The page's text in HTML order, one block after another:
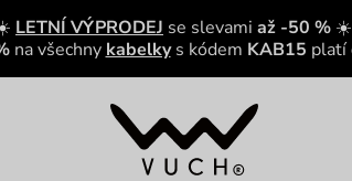
LETNÍ VÝPRODEJ se slevami až -50 % ☀️
na všechny kabelky s kódem KAB15 platí